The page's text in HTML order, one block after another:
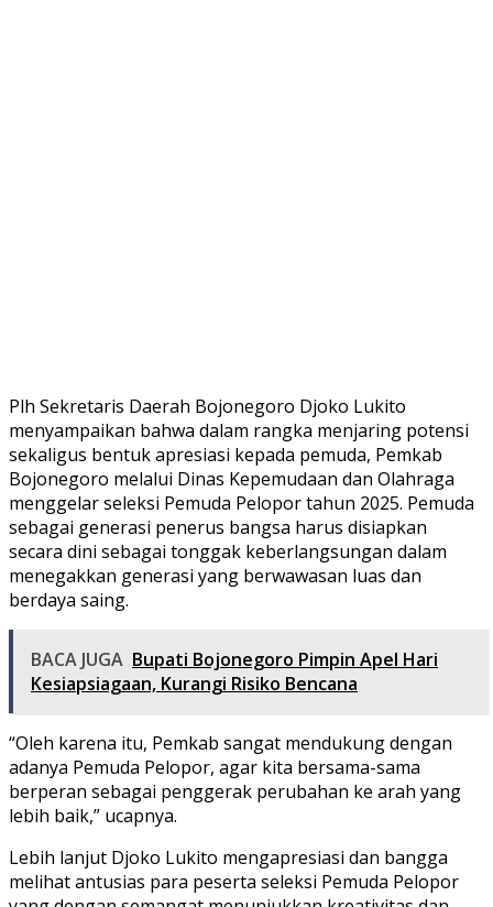
Plh Sekretaris Daerah Bojonegoro Djoko Lukito
menyampaikan bahwa dalam rangka menjaring potensi
sekaligus bentuk apresiasi kepada pemuda, Pemkab
Bojonegoro melalui Dinas Kepemudaan dan Olahraga
menggelar seleksi Pemuda Pelopor tahun 2025. Pemuda
sebagai generasi penerus bangsa harus disiapkan
secara dini sebagai tonggak keberlangsungan dalam
menegakkan generasi yang berwawasan luas dan
berdaya saing.
BACA JUGA Bupati Bojonegoro Pimpin Apel Hari
Kesiapsiagaan, Kurangi Risiko Bencana
“Oleh karena itu, Pemkab sangat mendukung dengan
adanya Pemuda Pelopor, agar kita bersama-sama
berperan sebagai penggerak perubahan ke arah yang
lebih baik,” ucapnya.
Lebih lanjut Djoko Lukito mengapresiasi dan bangga
melihat antusias para peserta seleksi Pemuda Pelopor